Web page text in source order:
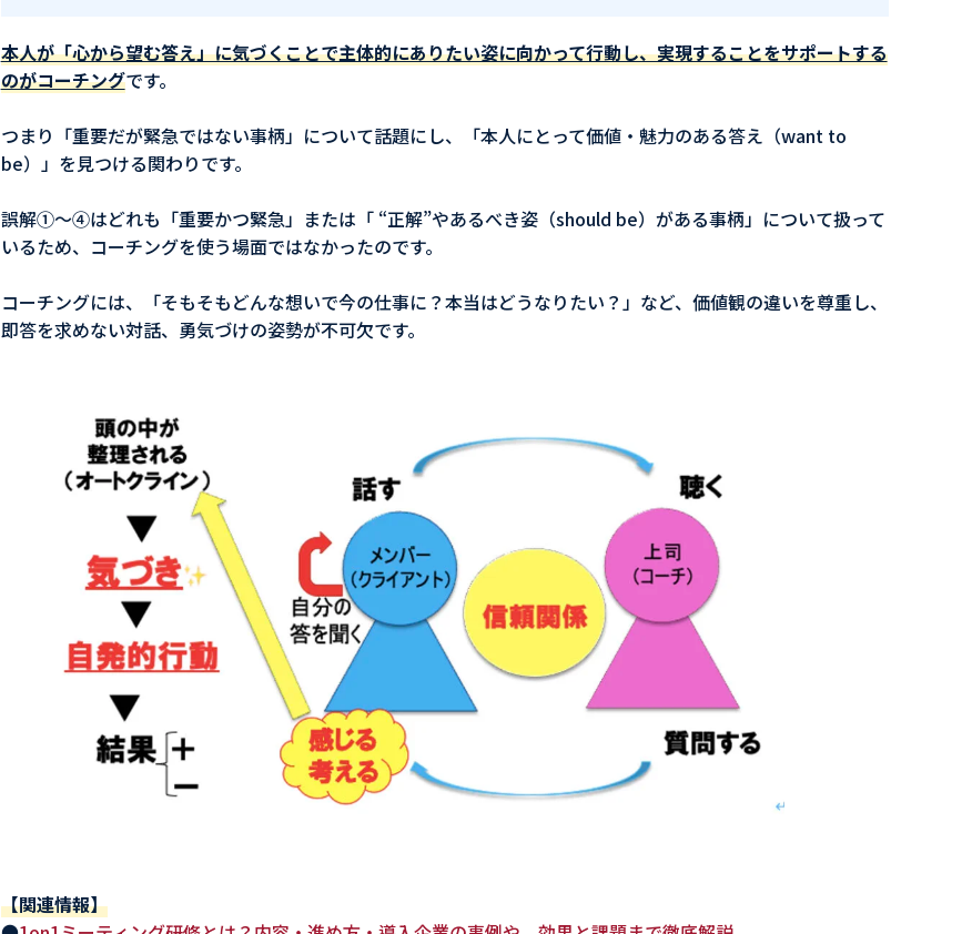
本人が「心から望む答え」に気づくことで主体的にありたい姿に向かって行動し、実現することをサポートする
のがコーチングです。
つまり「重要だが緊急ではない事柄」について話題にし、「本人にとって価値・魅力のある答え（want to
be）」を見つける関わりです。
誤解①〜④はどれも「重要かつ緊急」または「 “正解”やあるべき姿（should be）がある事柄」について扱って
いるため、コーチングを使う場面ではなかったのです。
コーチングには、「そもそもどんな想いで今の仕事に？本当はどうなりたい？」など、価値観の違いを尊重し、
即答を求めない対話、勇気づけの姿勢が不可欠です。
【関連情報】